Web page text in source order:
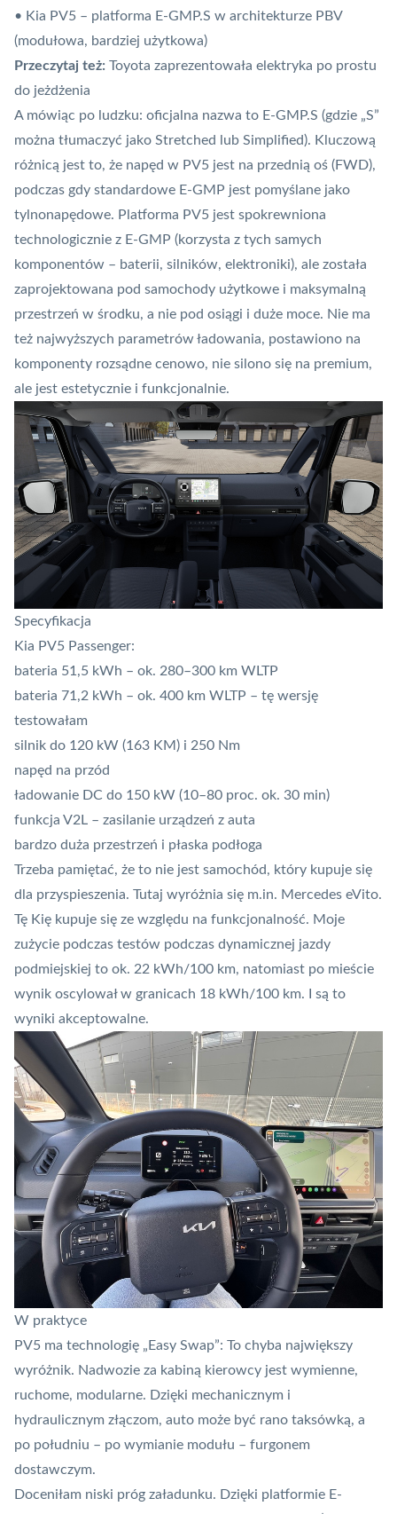
• Kia PV5 – platforma E-GMP.S w architekturze PBV
(modułowa, bardziej użytkowa)
Przeczytaj też: Toyota zaprezentowała elektryka po prostu
do jeżdżenia
A mówiąc po ludzku: oficjalna nazwa to E-GMP.S (gdzie „S”
można tłumaczyć jako Stretched lub Simplified). Kluczową
różnicą jest to, że napęd w PV5 jest na przednią oś (FWD),
podczas gdy standardowe E-GMP jest pomyślane jako
tylnonapędowe. Platforma PV5 jest spokrewniona
technologicznie z E-GMP (korzysta z tych samych
komponentów – baterii, silników, elektroniki), ale została
zaprojektowana pod samochody użytkowe i maksymalną
przestrzeń w środku, a nie pod osiągi i duże moce. Nie ma
też najwyższych parametrów ładowania, postawiono na
komponenty rozsądne cenowo, nie silono się na premium,
ale jest estetycznie i funkcjonalnie.
Specyfikacja
Kia PV5 Passenger:
bateria 51,5 kWh – ok. 280–300 km WLTP
bateria 71,2 kWh – ok. 400 km WLTP – tę wersję
testowałam
silnik do 120 kW (163 KM) i 250 Nm
napęd na przód
ładowanie DC do 150 kW (10–80 proc. ok. 30 min)
funkcja V2L – zasilanie urządzeń z auta
bardzo duża przestrzeń i płaska podłoga
Trzeba pamiętać, że to nie jest samochód, który kupuje się
dla przyspieszenia. Tutaj wyróżnia się m.in. Mercedes eVito.
Tę Kię kupuje się ze względu na funkcjonalność. Moje
zużycie podczas testów podczas dynamicznej jazdy
podmiejskiej to ok. 22 kWh/100 km, natomiast po mieście
wynik oscylował w granicach 18 kWh/100 km. I są to
wyniki akceptowalne.
W praktyce
PV5 ma technologię „Easy Swap”: To chyba największy
wyróżnik. Nadwozie za kabiną kierowcy jest wymienne,
ruchome, modularne. Dzięki mechanicznym i
hydraulicznym złączom, auto może być rano taksówką, a
po południu – po wymianie modułu – furgonem
dostawczym.
Doceniłam niski próg załadunku. Dzięki platformie E-